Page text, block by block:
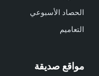
الحصاد الأسبوعي
التعاميم
مواقع صديقة